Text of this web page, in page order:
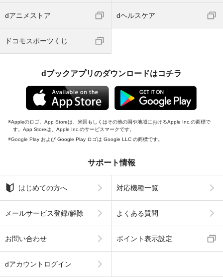
dアニメストア dヘルスケア
ドコモスポーツくじ
dブックアプリのダウンロードはコチラ
Appleのロゴ、App Storeは、米国もしくはその他の国や地域におけるApple Inc.の商標で
す。App Storeは、Apple Inc.のサービスマークです。
Google Play および Google Play ロゴは Google LLC の商標です。
サポート情報
はじめての方へ 対応機種一覧
メールサービス登録/解除 よくある質問
お問い合わせ ポイント表示設定
dアカウントログイン